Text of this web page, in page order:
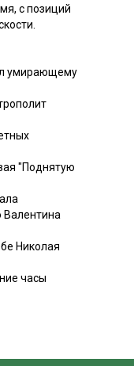
с позиций
умирающему
"Поднятую
Николая
часы